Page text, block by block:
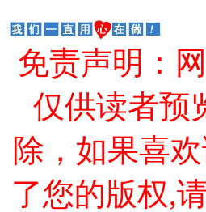
免责声明：
仅供读者预
除，如果喜
了您的版权,